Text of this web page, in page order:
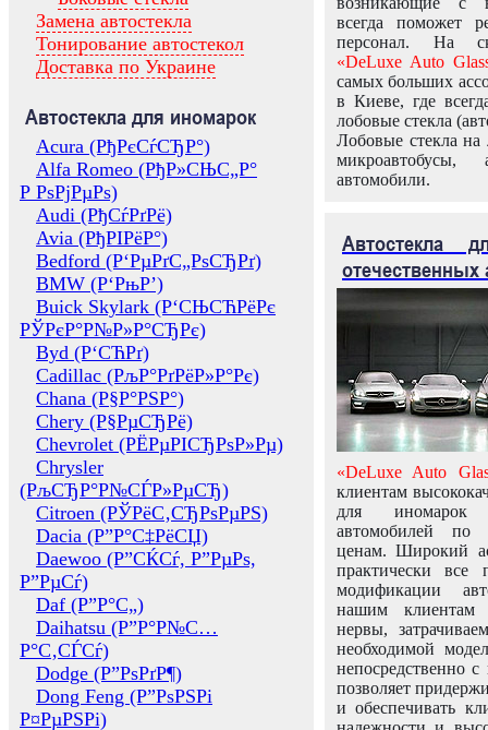
Замена автостекла
Тонирование автостекол
Доставка по Украине
Автостекла для иномарок
Acura (РђРєСѓСЂР°)
Alfa Romeo (РђР»СЊС„Р°
Р РѕРјРµРѕ)
Audi (РђСѓРґРё)
Avia (РђРІРёР°)
Bedford (Р‘РµРґС„РѕСЂРґ)
BMW (Р‘РњР’)
Buick Skylark (Р‘СЊСЋРёРє
РЎРєР°Р№Р»Р°СЂРє)
Byd (Р‘СЋРґ)
Cadillac (РљР°РґРёР»Р°Рє)
Chana (Р§Р°РЅР°)
Chery (Р§РµСЂРё)
Chevrolet (РЁРµРІСЂРѕР»Рµ)
Chrysler
(РљСЂР°Р№СЃР»РµСЂ)
Citroen (РЎРёС‚СЂРѕРµРЅ)
Dacia (Р”Р°С‡РёСЏ)
Daewoo (Р”СЌСѓ, Р”РµРѕ,
Р”РµСѓ)
Daf (Р”Р°С„)
Daihatsu (Р”Р°Р№С…
Р°С‚СЃСѓ)
Dodge (Р”РѕРґР¶)
Dong Feng (Р”РѕРЅРі
Р¤РµРЅРі)
всегда поможет
персонал. На
«DeLuxe Auto
самых больших
в Киеве, где
лобовые стекла
Лобовые стекла на
микроавтобусы,
автомобили.
Автостекла
отечественных
«DeLuxe Auto
клиентам
для иномарок
автомобилей
ценам. Широкий
практически все
модификации
нашим клиентам
нервы,
необходимой
непосредственно
позволяет
и обеспечивать